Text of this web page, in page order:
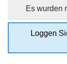
Es wurden
Loggen